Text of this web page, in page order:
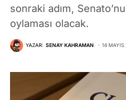
sonraki adım,
oylaması olacak.
YAZAR: SENAY KAHRAMAN 14 MAYIS